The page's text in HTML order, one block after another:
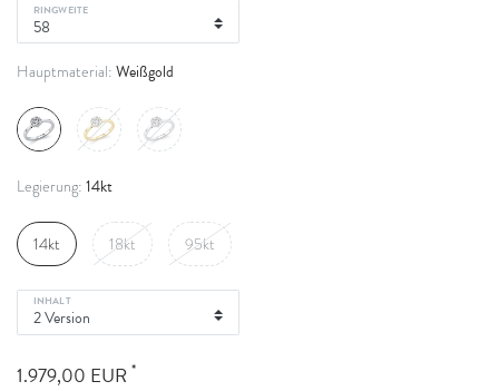
RINGWEITE
Hauptmaterial: Weißgold
Legierung: 14kt
14kt 18kt 95kt
INHALT
1.979,00 EUR *